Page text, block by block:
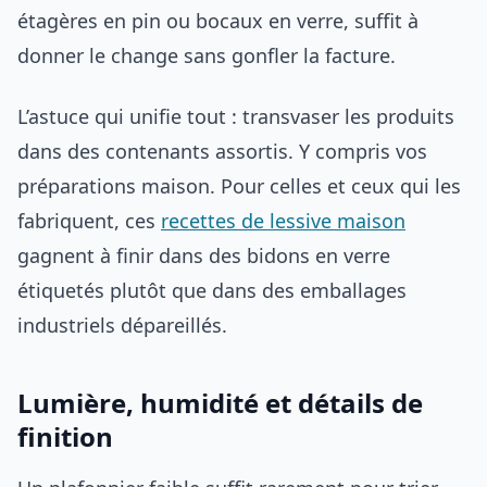
étagères en pin ou bocaux en verre, suffit à
donner le change sans gonfler la facture.
L’astuce qui unifie tout : transvaser les produits
dans des contenants assortis. Y compris vos
préparations maison. Pour celles et ceux qui les
fabriquent, ces recettes de lessive maison
gagnent à finir dans des bidons en verre
étiquetés plutôt que dans des emballages
industriels dépareillés.
Lumière, humidité et détails de
finition